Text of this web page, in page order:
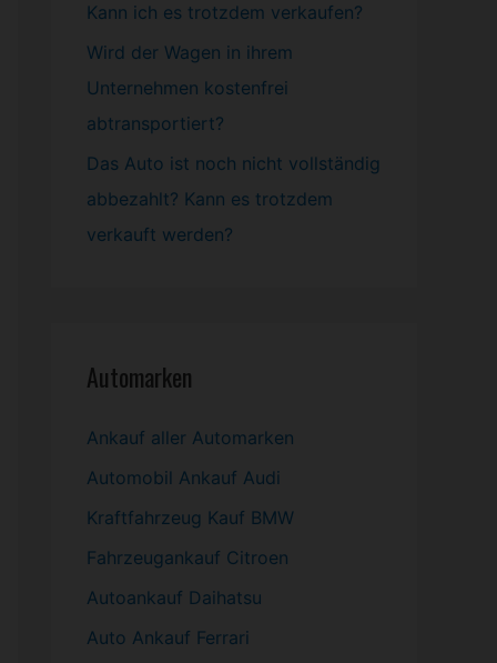
Kann ich es trotzdem verkaufen?
Wird der Wagen in ihrem
Unternehmen kostenfrei
abtransportiert?
Das Auto ist noch nicht vollständig
abbezahlt? Kann es trotzdem
verkauft werden?
Automarken
Ankauf aller Automarken
Automobil Ankauf Audi
Kraftfahrzeug Kauf BMW
Fahrzeugankauf Citroen
Autoankauf Daihatsu
Auto Ankauf Ferrari